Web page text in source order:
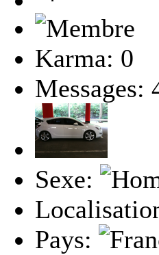
Karma: 0
Messages:
Sexe:
Pays: